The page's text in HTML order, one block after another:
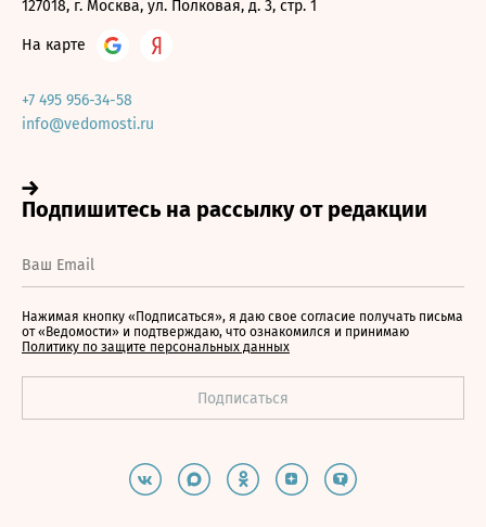
127018, г. Москва, ул. Полковая, д. 3, стр. 1
На карте
+7 495 956-34-58
info@vedomosti.ru
Нажимая кнопку «Подписаться», я даю свое согласие получать письма
от «Ведомости» и подтверждаю, что ознакомился и принимаю
Политику по защите персональных данных